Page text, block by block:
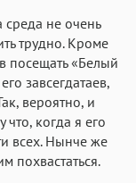
не очень
трудно. Кроме
посещать «Белый
завсегдатаев,
вероятно, и
когда я его
всех. Нынче же
похвастаться.